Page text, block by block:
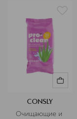
CONSLY
Очищающие и